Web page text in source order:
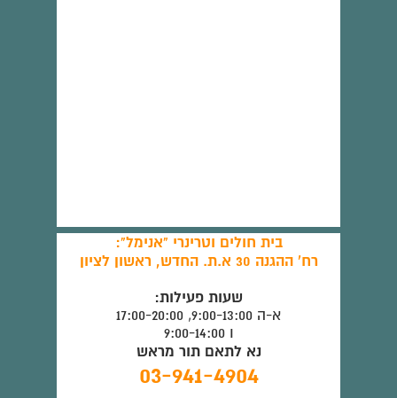
בית חולים וטרינרי "אנימל":
רח' ההגנה 30 א.ת. החדש, ראשון לציון
שעות פעילות:
א-ה 9:00-13:00, 17:00-20:00
ו 9:00-14:00
נא לתאם תור מראש
03-941-4904